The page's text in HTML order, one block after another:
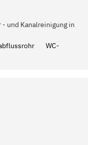
und Kanalreinigung in
WC-